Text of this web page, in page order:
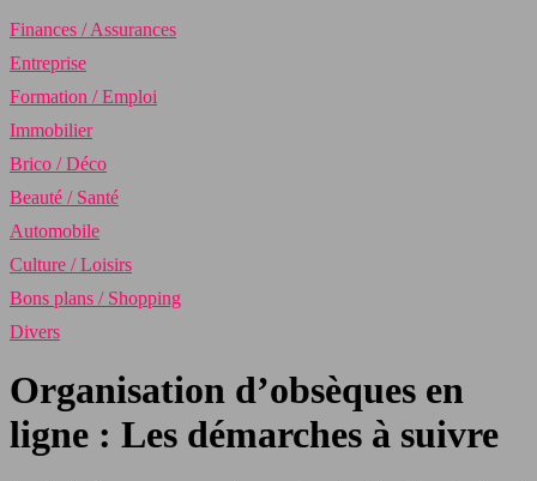
Finances / Assurances
Entreprise
Formation / Emploi
Immobilier
Brico / Déco
Beauté / Santé
Automobile
Culture / Loisirs
Bons plans / Shopping
Divers
Organisation d’obsèques en
ligne : Les démarches à suivre